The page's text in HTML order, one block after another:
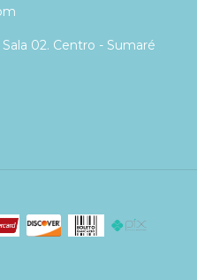
02. Centro - Sumaré